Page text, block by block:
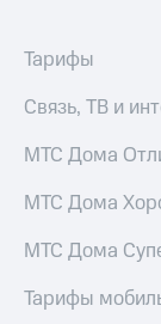
Тарифы
Связь, ТВ и
МТС Дома
МТС Дома
МТС Дома
Тарифы